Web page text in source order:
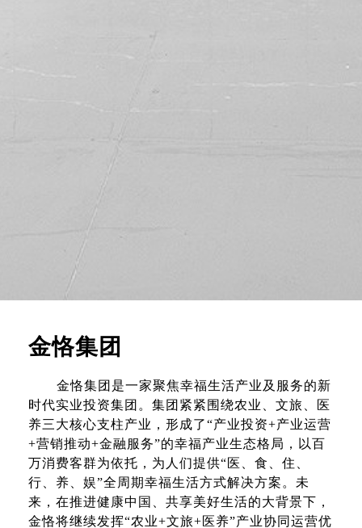
金恪集团
金恪集团是一家聚焦幸福生活产业及服务的新
时代实业投资集团。集团紧紧围绕农业、文旅、医
养三大核心支柱产业，形成了“产业投资+产业运营
+营销推动+金融服务”的幸福产业生态格局，以百
万消费客群为依托，为人们提供“医、食、住、
行、养、娱”全周期幸福生活方式解决方案。未
来，在推进健康中国、共享美好生活的大背景下，
金恪将继续发挥“农业+文旅+医养”产业协同运营优